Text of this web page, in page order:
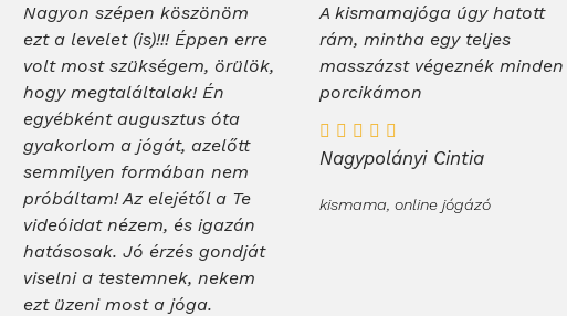
Nagyon szépen köszönöm
ezt a levelet (is)!!! Éppen erre
volt most szükségem, örülök,
hogy megtaláltalak! Én
egyébként augusztus óta
gyakorlom a jógát, azelőtt
semmilyen formában nem
próbáltam! Az elejétől a Te
videóidat nézem, és igazán
hatásosak. Jó érzés gondját
viselni a testemnek, nekem
ezt üzeni most a jóga.
A kismamajóga úgy hatott
rám, mintha egy teljes
masszázst végeznék minden
porcikámon
Nagypolányi Cintia
kismama, online jógázó